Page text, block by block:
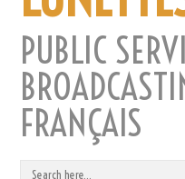
PUBLIC
FRANÇAIS